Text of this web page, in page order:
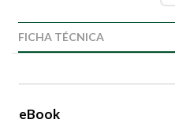
FICHA TÉCNICA
eBook